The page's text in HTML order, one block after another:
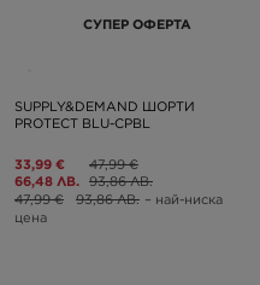
СУПЕР ОФЕРТА
SUPPLY&DEMAND ШОРТИ
PROTECT BLU-CPBL
33,99 €
66,48 ЛВ.
47,99 €
93,86 ЛВ.
47,99 €
93,86 ЛВ. – най-ниска
цена